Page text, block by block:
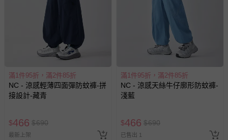
滿1件95折，滿2件85折
NC - 涼感輕薄四面彈防蚊褲-拼
接設計-藏青
$466 $690
最新上架
滿1件95折，滿2件85折
NC - 涼感天絲牛仔廓形防蚊褲-
淺藍
$466 $690
已售出 1